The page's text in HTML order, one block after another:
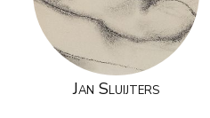
Jan Sluijters